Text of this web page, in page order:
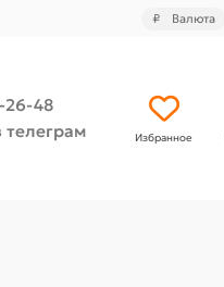
₽ Валюта
26-48
Избранное